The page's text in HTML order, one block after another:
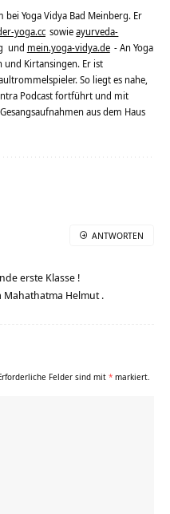
Yoga Vidya Bad Meinberg. Er
yoga.cc sowieayurveda-
und mein.yoga-vidya.de - An Yoga
und Kirtansingen. Er ist
So liegt es nahe,
Podcast fortführt und mit
aus dem Haus
erste Klasse !
Mahathatma Helmut .
ANTWORTEN
Felder sind mit * markiert.